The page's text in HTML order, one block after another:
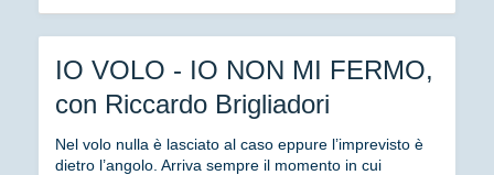
IO VOLO - IO NON MI FERMO,
con Riccardo Brigliadori
Nel volo nulla è lasciato al caso eppure l’imprevisto è
dietro l’angolo. Arriva sempre il momento in cui